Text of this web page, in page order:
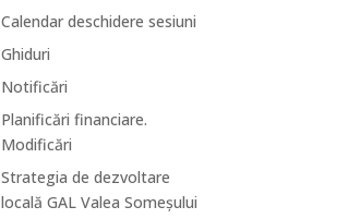
Calendar deschidere sesiuni
Ghiduri
Notificări
Planificări financiare.
Modificări
Strategia de dezvoltare
locală GAL Valea Someșului